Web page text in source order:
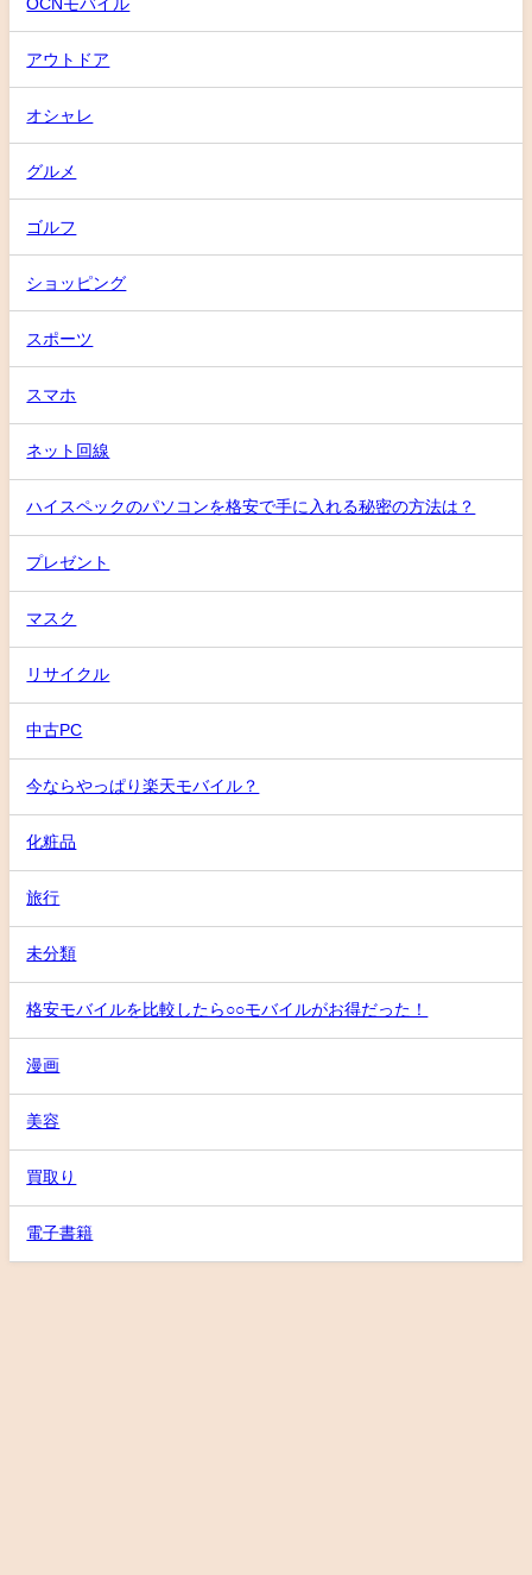
アウトドア
オシャレ
グルメ
ゴルフ
ショッピング
スポーツ
スマホ
ネット回線
ハイスペックのパソコンを格安で手に入れる秘密の方法は？
プレゼント
マスク
リサイクル
中古PC
今ならやっぱり楽天モバイル？
化粧品
旅行
未分類
格安モバイルを比較したら○○モバイルがお得だった！
漫画
美容
買取り
電子書籍